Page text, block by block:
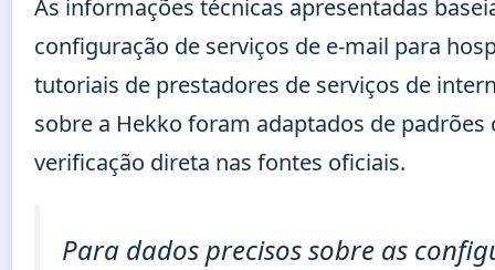
As informações técnicas apresentadas
configuração de serviços de e-mail para
tutoriais de prestadores de serviços de
sobre a Hekko foram adaptados de
verificação direta nas fontes oficiais.
Para dados precisos sobre as